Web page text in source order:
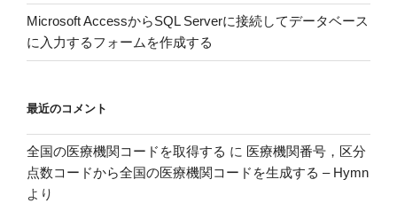
ト
を
作
み
た”
の
Microsoft AccessからSQL Serverに接続してデータベース
に入力するフォームを作成する
最近のコメント
全国の医療機関コードを取得する に 医療機関番号，区分
点数コードから全国の医療機関コードを生成する – Hymn
より